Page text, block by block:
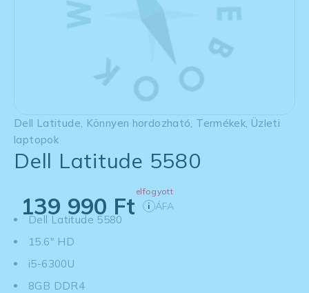
Dell Latitude Könnyen hordozható Termékek Üzleti
laptopok
Dell Latitude 5580
elfogyott
139 990 Ft i ÁFA
Dell Latitude 5580
15.6" HD
i5-6300U
8GB DDR4